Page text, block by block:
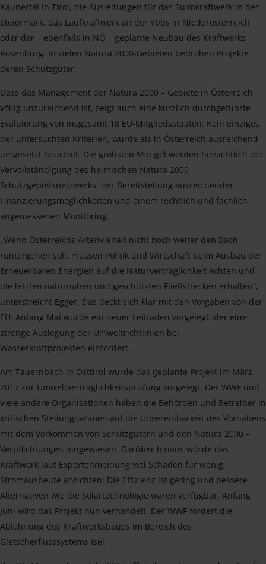
Kaunertal in Tirol, die Ausleitungen für das Sulmkraftwerk in der
Steiermark, das Laufkraftwerk an der Ybbs in Niederösterreich
oder der – ebenfalls in NÖ – geplante Neubau des Kraftwerks
Rosenburg: In vielen Natura 2000-Gebieten bedrohen Projekte
deren Schutzgüter.
Dass das Management der Natura 2000 – Gebiete in Österreich
völlig unzureichend ist, zeigt auch eine kürzlich durchgeführte
Evaluierung von insgesamt 18 EU-Mitgliedsstaaten. Kein einziges
der untersuchten Kriterien, wurde als in Österreich ausreichend
umgesetzt beurteilt. Die gröbsten Mängel werden hinsichtlich der
Vervollständigung des heimischen Natura 2000-
Schutzgebietsnetzwerks, der Bereitstellung ausreichender
Finanzierungsmöglichkeiten und einem rechtlich und fachlich
angemessenen Monitoring.
„Wenn Österreichs Artenvielfalt nicht noch weiter den Bach
runtergehen soll, müssen Politik und Wirtschaft beim Ausbau der
Erneuerbaren Energien auf die Naturverträglichkeit achten und
die letzten naturnahen und geschützten Fließstrecken erhalten“,
unterstreicht Egger. Das deckt sich klar mit den Vorgaben von der
EU: Anfang Mai wurde ein neuer Leitfaden vorgelegt, der eine
strenge Auslegung der Umweltrichtlinien bei
Wasserkraftprojekten einfordert.
Am Tauernbach in Osttirol wurde das geplante Projekt im März
2017 zur Umweltverträglichkeitsprüfung vorgelegt. Der WWF und
viele andere Organisationen haben die Behörden und Betreiber in
kritischen Stellungnahmen auf die Unvereinbarkeit des Vorhabens
mit dem Vorkommen von Schutzgütern und den Natura 2000 –
Verpflichtungen hingewiesen. Darüber hinaus würde das
Kraftwerk laut Expertenmeinung viel Schaden für wenig
Stromausbeute anrichten: Die Effizienz ist gering und bessere
Alternativen wie die Solartechnologie wären verfügbar. Anfang
Juni wird das Projekt nun verhandelt. Der WWF fordert die
Ablehnung des Kraftwerksbaues im Bereich des
Gletscherflusssystems Isel.